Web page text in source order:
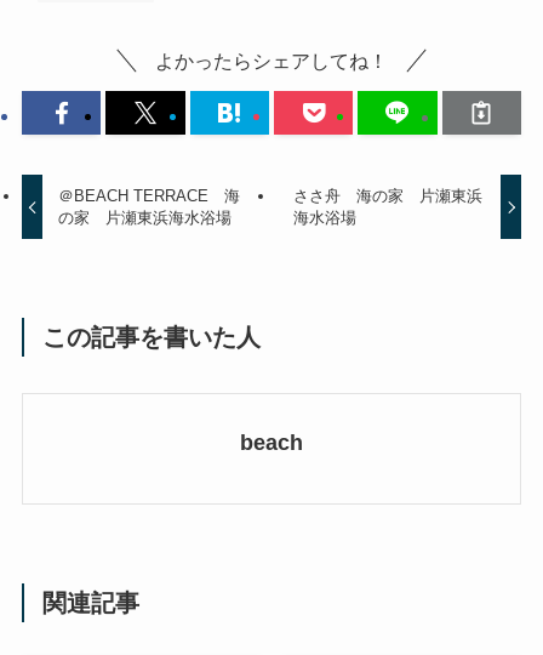
よかったらシェアしてね！
＠BEACH TERRACE 海
の家 片瀬東浜海水浴場
ささ舟 海の家 片瀬東浜
海水浴場
この記事を書いた人
beach
関連記事